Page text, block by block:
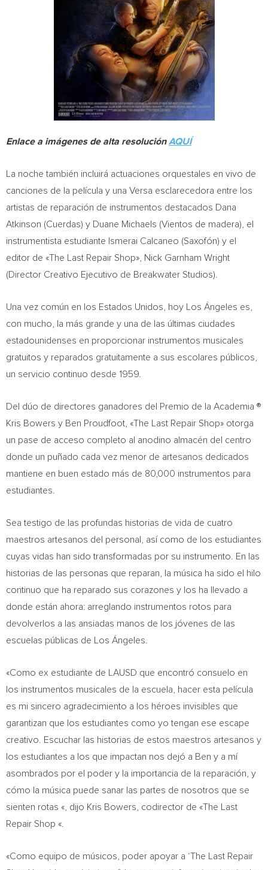
Enlace a imágenes de alta resoluciónAQUÍ
La noche también incluirá actuaciones orquestales en vivo de
canciones de la película y una Versa esclarecedora entre los
artistas de reparación de instrumentos destacados Dana
Atkinson (Cuerdas) y Duane Michaels (Vientos de madera), el
instrumentista estudiante Ismerai Calcaneo (Saxofón) y el
editor de «The Last Repair Shop»,
Nick Garnham Wright
(Director Creativo Ejecutivo de Breakwater Studios).
Una vez común en los Estados Unidos, hoy Los Ángeles es,
con mucho, la más grande y una de las últimas ciudades
estadounidenses en proporcionar instrumentos musicales
gratuitos y reparados gratuitamente a sus escolares públicos,
un servicio continuo desde 1959.
Del dúo de directores ganadores del Premio de la Academia ®
Kris Bowers y Ben Proudfoot , «The Last Repair Shop» otorga
un pase de acceso completo al anodino almacén del centro
donde un puñado cada vez menor de artesanos dedicados
mantiene en buen estado más de 80,000 instrumentos para
estudiantes.
Sea testigo de las profundas historias de vida de cuatro
maestros artesanos del personal, así como de los estudiantes
cuyas vidas han sido transformadas por su instrumento. En las
historias de las personas que reparan, la música ha sido el hilo
continuo que ha reparado sus corazones y los ha llevado a
donde están ahora: arreglando instrumentos rotos para
devolverlos a las ansiadas manos de los jóvenes de las
escuelas públicas de Los Ángeles.
«Como ex estudiante de LAUSD que encontró consuelo en
los instrumentos musicales de la escuela, hacer esta película
es mi sincero agradecimiento a los héroes invisibles que
garantizan que los estudiantes como yo tengan ese escape
creativo. Escuchar las historias de estos maestros artesanos y
los estudiantes a los que impactan nos dejó a Ben y a mí
asombrados por el poder y la importancia de la reparación, y
cómo la música puede sanar las partes de nosotros que se
sienten rotas «, dijo Kris Bowers , codirector de «The Last
Repair Shop «.
«Como equipo de músicos, poder apoyar a ‘The Last Repair